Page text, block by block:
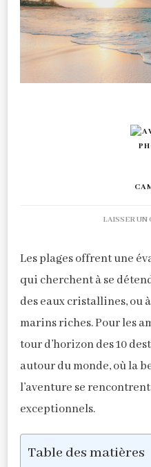
LAISSER UN
Les plages offrent une
qui cherchent à se
des eaux cristallines, ou
marins riches. Pour les
tour d’horizon des 10
autour du monde, où la
l’aventure se
exceptionnels.
Table des matières